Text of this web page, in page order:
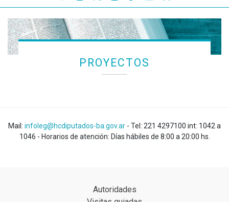
PROYECTOS
Mail: infoleg@hcdiputados-ba.gov.ar - Tel: 221 4297100 int: 1042 a
1046 - Horarios de atención: Días hábiles de 8:00 a 20:00 hs.
Autoridades